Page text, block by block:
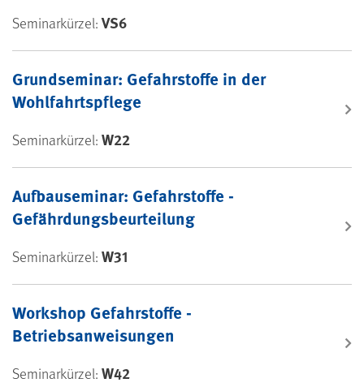
Seminarkürzel:VS6
Grundseminar: Gefahrstoffe in der
Wohlfahrtspflege
Seminarkürzel: W22
Aufbauseminar: Gefahrstoffe -
Gefährdungsbeurteilung
Seminarkürzel: W31
Workshop Gefahrstoffe -
Betriebsanweisungen
Seminarkürzel: W42